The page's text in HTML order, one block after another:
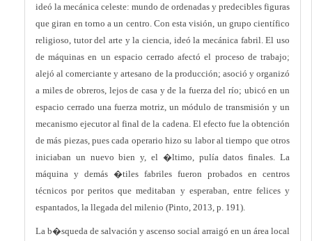
ideó la mecánica celeste: mundo de ordenadas y predecibles figuras
que giran en torno a un centro. Con esta visión, un grupo científico
religioso, tutor del arte y la ciencia, ideó la mecánica fabril. El uso
de máquinas en un espacio cerrado afectó el proceso de trabajo;
alejó al comerciante y artesano de la producción; asoció y organizó
a miles de obreros, lejos de casa y de la fuerza del río; ubicó en un
espacio cerrado una fuerza motriz, un módulo de transmisión y un
mecanismo ejecutor al final de la cadena. El efecto fue la obtención
de más piezas, pues cada operario hizo su labor al tiempo que otros
iniciaban un nuevo bien y, el �ltimo, pulía datos finales. La
máquina y demás �tiles fabriles fueron probados en centros
técnicos por peritos que meditaban y esperaban, entre felices y
espantados, la llegada del milenio (Pinto, 2013, p. 191).
La b�squeda de salvación y ascenso social arraigó en un área local